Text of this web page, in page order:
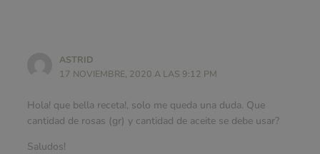
ASTRID
17 NOVIEMBRE, 2020 A LAS 9:12 PM
Hola! que bella receta!, solo me queda una duda. Que
cantidad de rosas (gr) y cantidad de aceite se debe usar?
Saludos!